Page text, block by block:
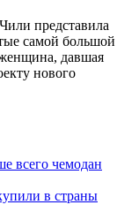
представила
самой большой
давшая
нового
всего чемодан
в страны